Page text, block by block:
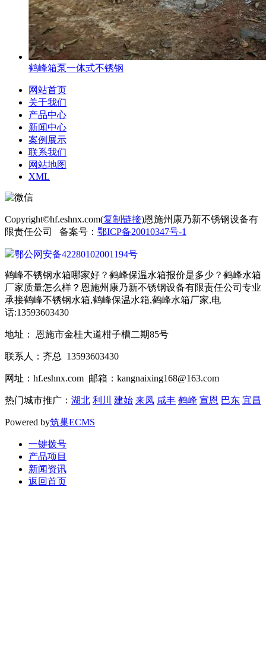
鹤峰箱泵一体式不锈钢
网站首页
关于我们
产品中心
新闻中心
案例展示
联系我们
网站地图
XML
Copyright©hf.eshnx.com(复制链接)恩施州康乃新不锈钢设备有
限责任公司 备案号： 鄂ICP备20010347号-1
鄂公网安备42280102001194号
鹤峰不锈钢水箱哪家好？鹤峰保温水箱报价是多少？鹤峰水箱
厂家质量怎么样？恩施州康乃新不锈钢设备有限责任公司专业
承接鹤峰不锈钢水箱,鹤峰保温水箱,鹤峰水箱厂家,电
话:13593603430
地址： 恩施市金桂大道柑子槽二期85号
联系人：齐总 13593603430
网址：hf.eshnx.com 邮箱：kangnaixing168@163.com
热门城市推广： 湖北 利川 建始 来凤 咸丰 鹤峰 宣恩 巴东 宜昌
Powered by筑巢ECMS
一键拨号
产品项目
新闻资讯
返回首页